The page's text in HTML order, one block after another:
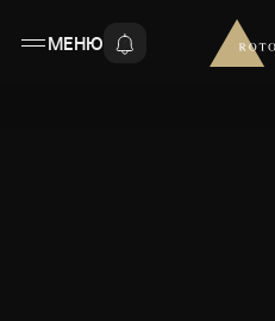
МЕНЮ